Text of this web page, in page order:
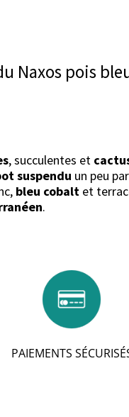
Naxos pois
, succulentes et
suspendu un peu
bleu cobalt et
.
PAIEMENTS